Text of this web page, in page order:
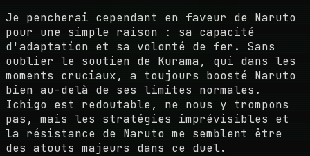
Je pencherai cependant en faveur de Naruto
pour une simple raison : sa capacité
d'adaptation et sa volonté de fer. Sans
oublier le soutien de Kurama, qui dans les
moments cruciaux, a toujours boosté Naruto
bien au-delà de ses limites normales.
Ichigo est redoutable, ne nous y trompons
pas, mais les stratégies imprévisibles et
la résistance de Naruto me semblent être
des atouts majeurs dans ce duel.